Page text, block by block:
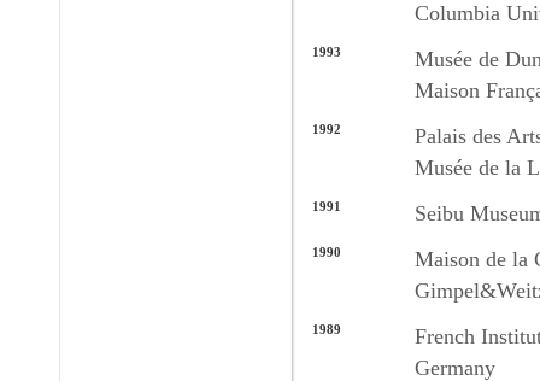
Columbia
1993
Musée de
Maison
1992
Palais des
Musée de la
1991 Seibu
1990
Maison de la
1989
French
Germany